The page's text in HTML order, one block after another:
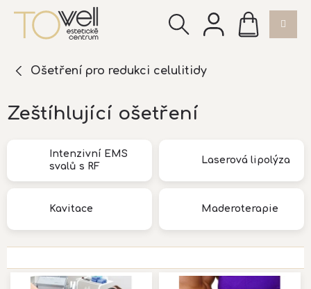
obsah
NÁKUPNÍ
KOŠÍK
Ošetření pro redukci celulitidy
Zeštíhlující ošetření
Intenzivní EMS
svalů s RF
Laserová lipolýza
Kavitace Maderoterapie